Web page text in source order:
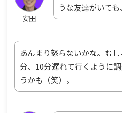
安田
うな友達がいて
あんまり怒らないかな。む
分、10分遅れて行くように
うかも（笑）。